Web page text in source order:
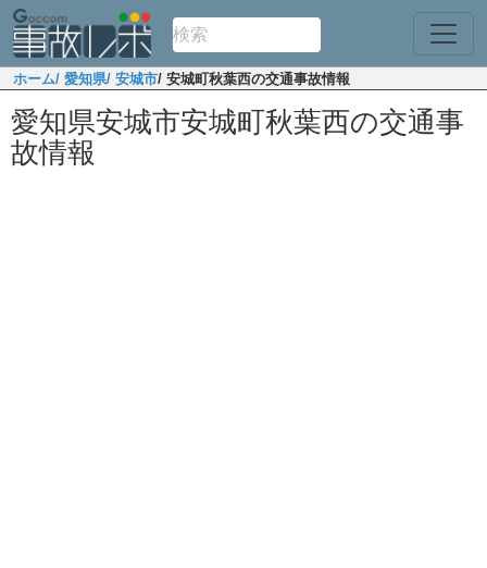
ホーム/ 愛知県/ 安城市/ 安城町秋葉西の交通事故情報
愛知県安城市安城町秋葉西の交通事
故情報